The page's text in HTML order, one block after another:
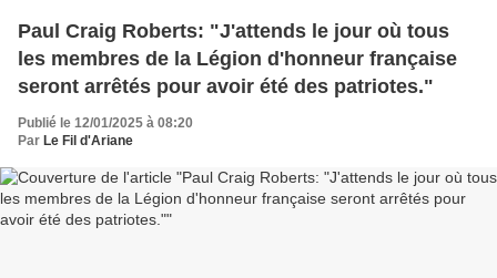
Paul Craig Roberts: "J'attends le jour où tous
les membres de la Légion d'honneur française
seront arrêtés pour avoir été des patriotes."
Publié le 12/01/2025 à 08:20
Par Le Fil d'Ariane